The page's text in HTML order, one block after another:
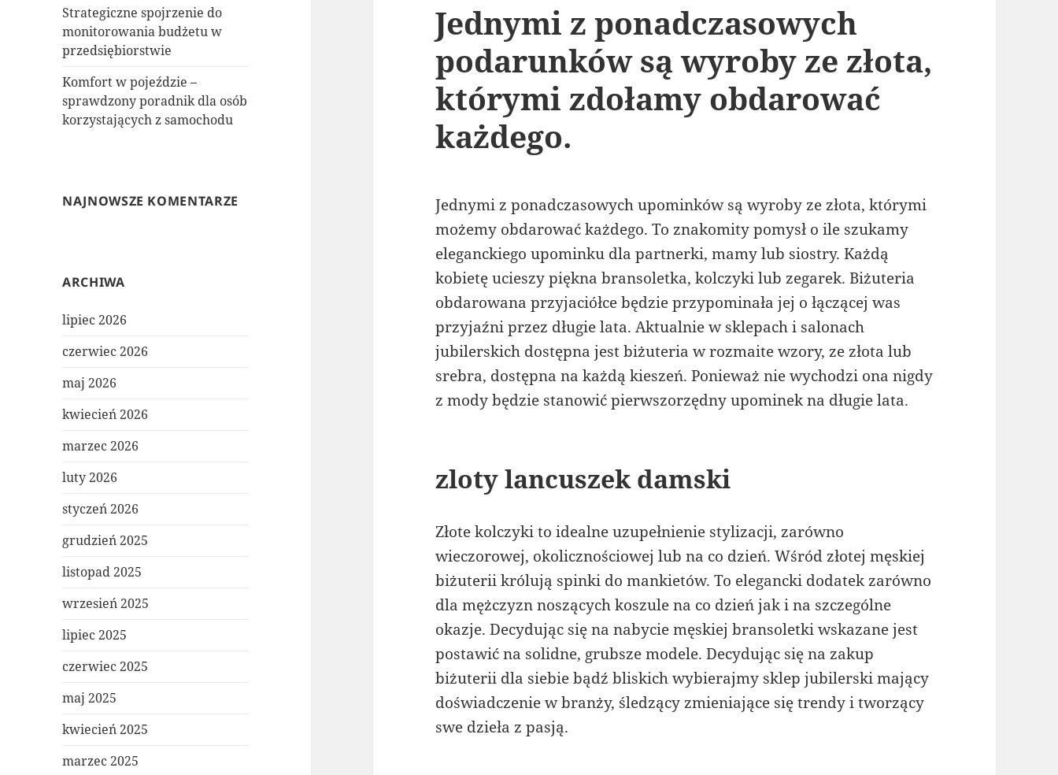
Strategiczne spojrzenie do
monitorowania budżetu w
przedsiębiorstwie
Komfort w pojeździe –
sprawdzony poradnik dla osób
korzystających z samochodu
NAJNOWSZE KOMENTARZE
ARCHIWA
lipiec 2026
czerwiec 2026
maj 2026
kwiecień 2026
marzec 2026
luty 2026
styczeń 2026
grudzień 2025
listopad 2025
wrzesień 2025
lipiec 2025
czerwiec 2025
maj 2025
kwiecień 2025
marzec 2025
Jednymi z ponadczasowych
podarunków są wyroby ze złota,
którymi zdołamy obdarować
każdego.
Jednymi z ponadczasowych upominków są wyroby ze złota, którymi
możemy obdarować każdego. To znakomity pomysł o ile szukamy
eleganckiego upominku dla partnerki, mamy lub siostry. Każdą
kobietę ucieszy piękna bransoletka, kolczyki lub zegarek. Biżuteria
obdarowana przyjaciółce będzie przypominała jej o łączącej was
przyjaźni przez długie lata. Aktualnie w sklepach i salonach
jubilerskich dostępna jest biżuteria w rozmaite wzory, ze złota lub
srebra, dostępna na każdą kieszeń. Ponieważ nie wychodzi ona nigdy
z mody będzie stanowić pierwszorzędny upominek na długie lata.
zloty lancuszek damski
Złote kolczyki to idealne uzupełnienie stylizacji, zarówno
wieczorowej, okolicznościowej lub na co dzień. Wśród złotej męskiej
biżuterii królują spinki do mankietów. To elegancki dodatek zarówno
dla mężczyzn noszących koszule na co dzień jak i na szczególne
okazje. Decydując się na nabycie męskiej bransoletki wskazane jest
postawić na solidne, grubsze modele. Decydując się na zakup
biżuterii dla siebie bądź bliskich wybierajmy sklep jubilerski mający
doświadczenie w branży, śledzący zmieniające się trendy i tworzący
swe dzieła z pasją.